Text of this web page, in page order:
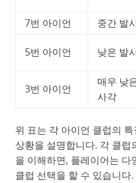
7번 아이언
중간 발
5번 아이언 낮은 발
3번 아이언
매우 낮
사각
위 표는 각 아이언 클럽의
상황을 설명합니다. 각 클럽
을 이해하면, 플레이어는 다
클럽 선택을 할 수 있습니다